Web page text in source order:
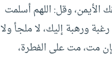
وقل: اللهم أسلمت
ورهبة إليك، لا ملجأ ولا
مت، مت على الفطرة،